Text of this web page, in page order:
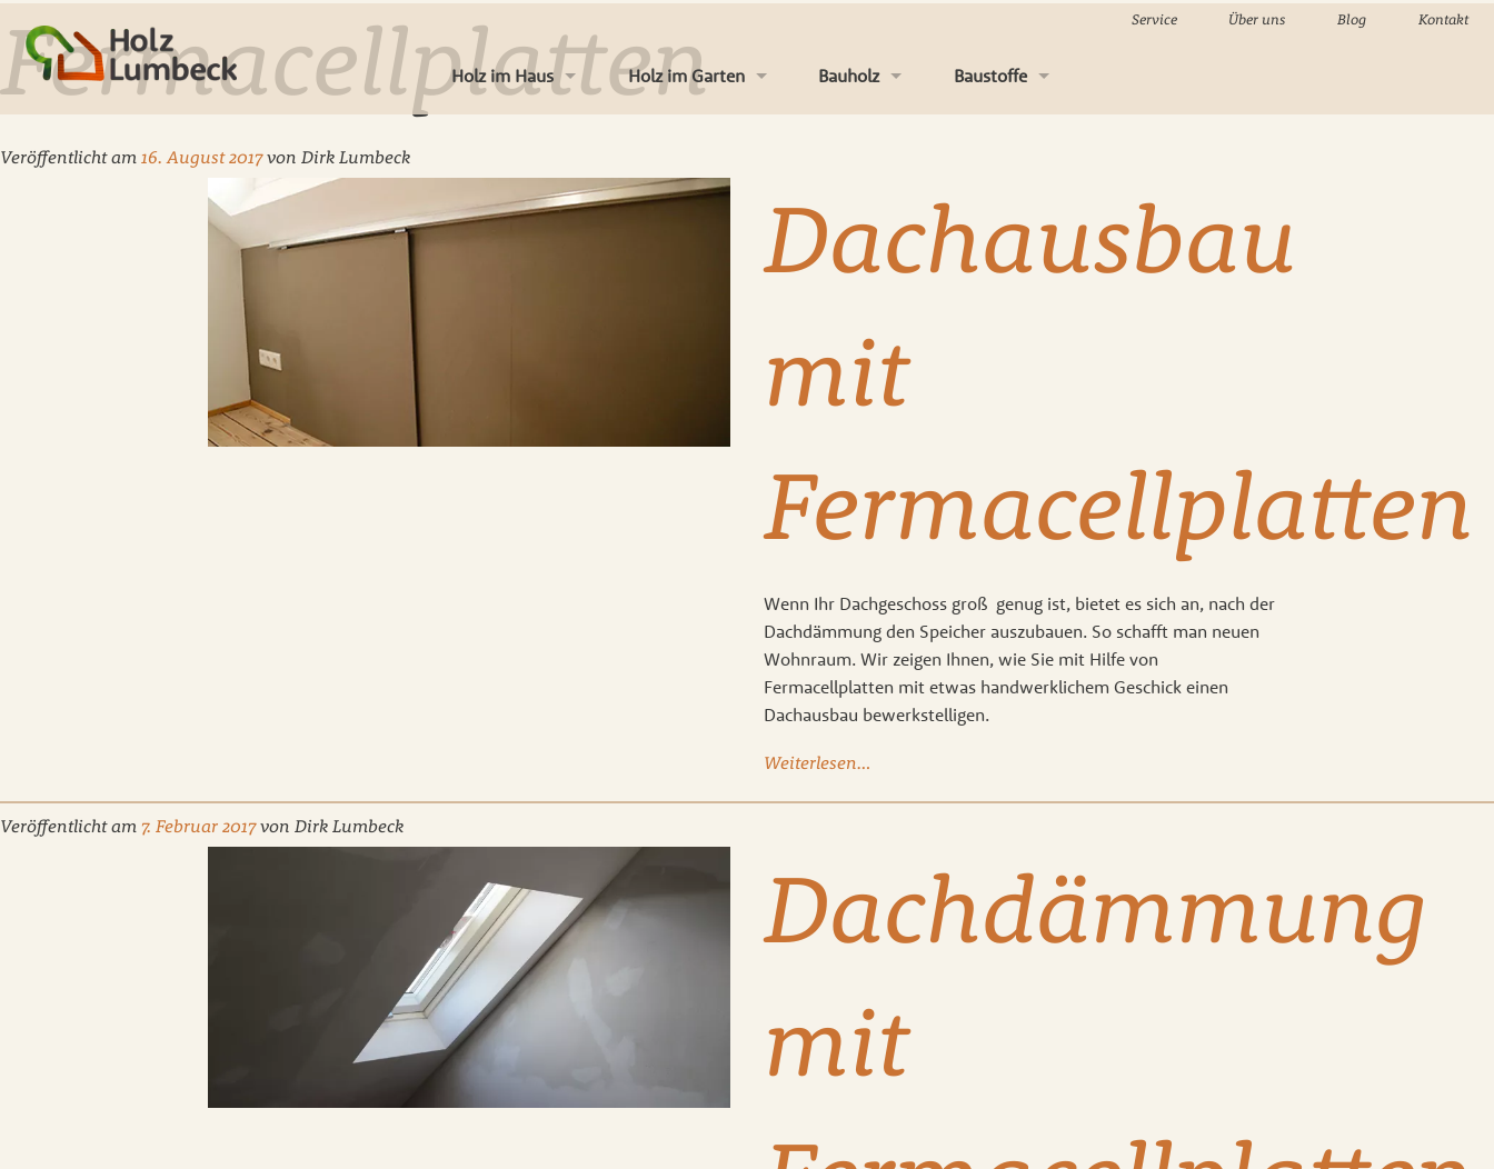
Holz im Haus Holz im Garten
Gartenhäuser und Co
Bauholz
Latten & Konstruktionsholz
Fassaden & Verkleidung
Baustoffe
Trockenbau
Service Über uns Blog Kontakt
Fermacellplatten
Veröffentlicht am 16. August 2017 von Dirk Lumbeck
Dachausbau
mit
Fermacellplatten
Wenn Ihr Dachgeschoss groß genug ist, bietet es sich an, nach der
Dachdämmung den Speicher auszubauen. So schafft man neuen
Wohnraum. Wir zeigen Ihnen, wie Sie mit Hilfe von
Fermacellplatten mit etwas handwerklichem Geschick einen
Dachausbau bewerkstelligen.
Weiterlesen…
Veröffentlicht am 7. Februar 2017 von Dirk Lumbeck
Dachdämmung
mit